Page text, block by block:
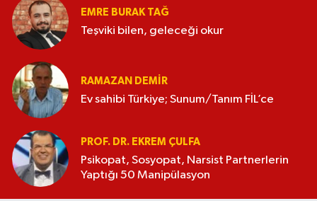
EMRE BURAK TAĞ
Teşviki bilen, geleceği okur
RAMAZAN DEMİR
Ev sahibi Türkiye; Sunum/Tanım FİL’ce
PROF. DR. EKREM ÇULFA
Psikopat, Sosyopat, Narsist Partnerlerin
Yaptığı 50 Manipülasyon